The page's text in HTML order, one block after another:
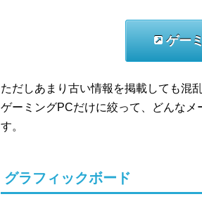
ゲー
ただしあまり古い情報を掲載しても混
ゲーミングPCだけに絞って、どんな
す。
グラフィックボード